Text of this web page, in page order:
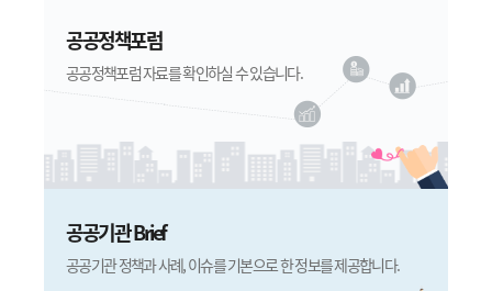
공공정책포럼
공공정책포럼 자료를 확인하실 수 있습니다.
공공기관 Brief
공공기관 정책과 사례, 이슈를 기본으로 한 정보를 제공합니다.